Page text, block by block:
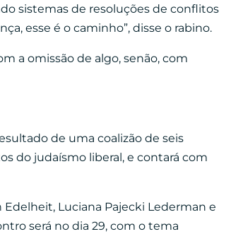
sistemas de resoluções de conflitos
esse é o caminho”, disse o rabino.
a omissão de algo, senão, com
de uma coalizão de seis
do judaísmo liberal, e contará com
Edelheit, Luciana Pajecki Lederman e
será no dia 29, com o tema